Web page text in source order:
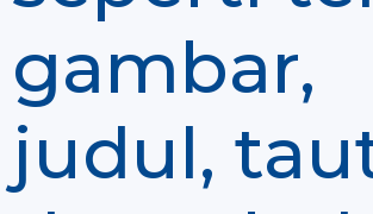
gambar,
judul,